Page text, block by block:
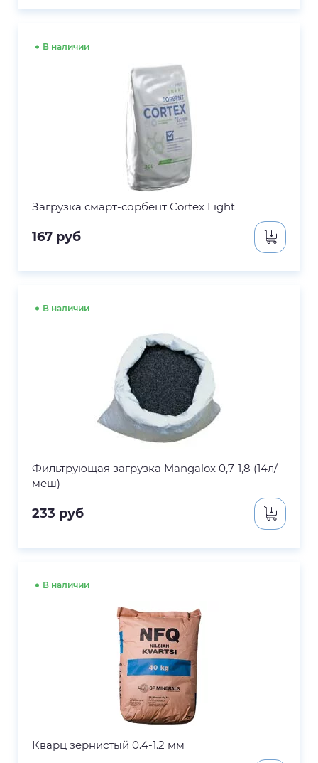
В наличии
Загрузка смарт-сорбент Cortex Light
167 руб
В наличии
Фильтрующая загрузка Mangalox 0,7-1,8 (14л/
меш)
233 руб
В наличии
Кварц зернистый 0.4-1.2 мм